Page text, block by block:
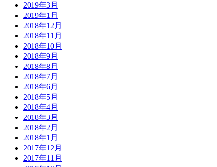
2019年3月
2019年1月
2018年12月
2018年11月
2018年10月
2018年9月
2018年8月
2018年7月
2018年6月
2018年5月
2018年4月
2018年3月
2018年2月
2018年1月
2017年12月
2017年11月